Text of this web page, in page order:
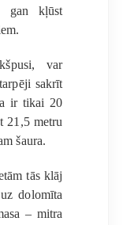
gan kļūst
var
sakrīt
ir tikai 20
21,5 metru
šaura.
tās klāj
dolomīta
– mitra